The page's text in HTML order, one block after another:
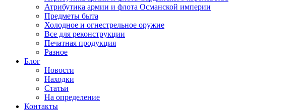
Атрибутика армии и флота Османской империи
Предметы быта
Холодное и огнестрельное оружие
Все для реконструкции
Печатная продукция
Разное
Блог
Новости
Находки
Статьи
На определение
Контакты